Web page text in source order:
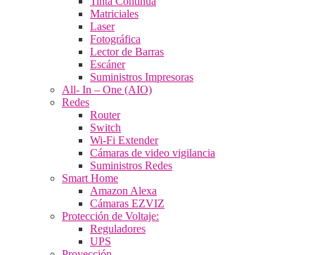
Matriciales
Laser
Fotográfica
Lector de Barras
Escáner
Suministros Impresoras
All- In – One (AIO)
Redes
Router
Switch
Wi-Fi Extender
Cámaras de video vigilancia
Suministros Redes
Smart Home
Amazon Alexa
Cámaras EZVIZ
Protección de Voltaje:
Reguladores
UPS